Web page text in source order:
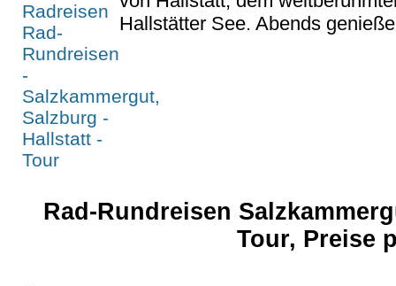
Hallstätter See. Abends
Rad-Rundreisen
Tour, Preise